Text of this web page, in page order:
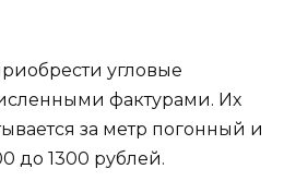
угловые
фактурами. Их
за метр погонный и
до 1300 рублей.